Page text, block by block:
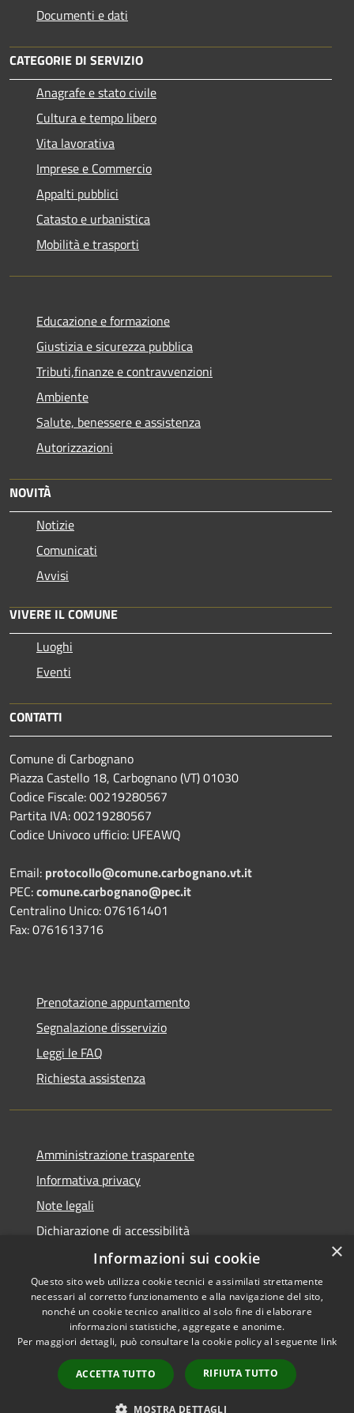
Documenti e dati
CATEGORIE DI SERVIZIO
Anagrafe e stato civile
Cultura e tempo libero
Vita lavorativa
Imprese e Commercio
Appalti pubblici
Catasto e urbanistica
Mobilità e trasporti
Educazione e formazione
Giustizia e sicurezza pubblica
Tributi,finanze e contravvenzioni
Ambiente
Salute, benessere e assistenza
Autorizzazioni
NOVITÀ
Notizie
Comunicati
Avvisi
VIVERE IL COMUNE
Luoghi
Eventi
CONTATTI
Comune di Carbognano
Piazza Castello 18, Carbognano (VT) 01030
Codice Fiscale: 00219280567
Partita IVA: 00219280567
Codice Univoco ufficio: UFEAWQ
Email: protocollo@comune.carbognano.vt.it
PEC:comune.carbognano@pec.it
Centralino Unico: 076161401
Fax: 0761613716
Prenotazione appuntamento
Segnalazione disservizio
Leggi le FAQ
Richiesta assistenza
Amministrazione trasparente
Informativa privacy
Note legali
Dichiarazione di accessibilità
Accessibilità
Privacy
Mappa del sito
Copyright © 2026 • Comune di
Carbognano • Powered by
Municipium•Accesso
redazione
×
Informazioni sui cookie
Questo sito web utilizza cookie tecnici e assimilati strettamente
necessari al corretto funzionamento e alla navigazione del sito,
nonché un cookie tecnico analitico al solo fine di elaborare
informazioni statistiche, aggregate e anonime.
Per maggiori dettagli, può consultare la cookie policy al seguente link
ACCETTA TUTTO RIFIUTA TUTTO
MOSTRA DETTAGLI